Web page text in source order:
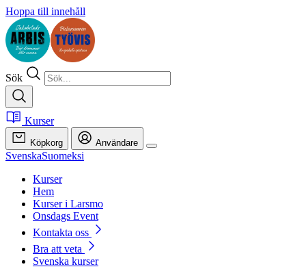
Hoppa till innehåll
Sök
Kurser
Köpkorg Användare
SvenskaSuomeksi
Kurser
Hem
Kurser i Larsmo
Onsdags Event
Kontakta oss
Bra att veta
Svenska kurser